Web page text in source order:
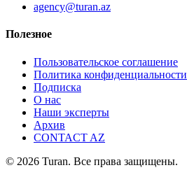
agency@turan.az
Полезное
Пользовательское соглашение
Политика конфиденциальности
Подписка
О нас
Наши эксперты
Архив
CONTACT AZ
© 2026 Turan. Все права защищены.